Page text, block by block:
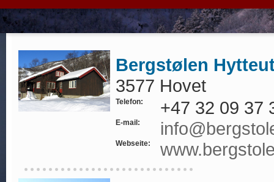
Bergstølen
3577 Hovet
Telefon: +47 32 09 37
E-mail:
Webseite: